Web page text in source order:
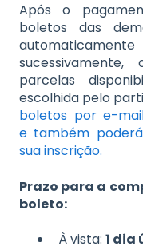
Após o
boletos das
parcelas
escolhida pelo
boletos por e-
e também
sua inscrição.
Prazo para a
boleto:
À vista: 1 dia